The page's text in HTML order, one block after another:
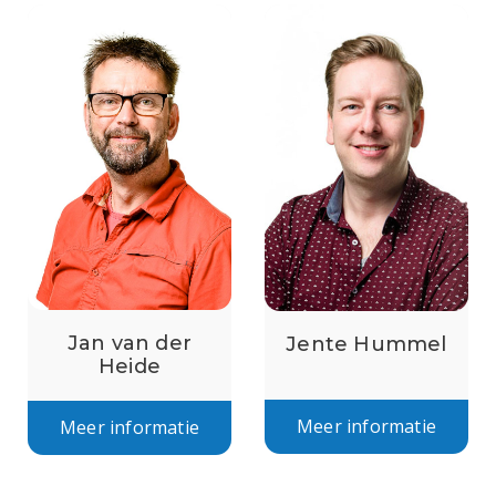
Jan van der
Heide
Meer informatie
Jente Hummel
Meer informatie